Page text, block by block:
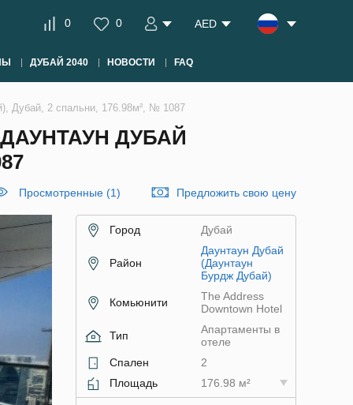
0 0 AED
ДУБАЙ 2040 НОВОСТИ FAQ
Дубай, 2 спальни, 176.98м², № 1087
ДАУНТАУН ДУБАЙ
Просмотренные (1) Предложить свою цену
Город Дубай
Район
Даунтаун Дубай
(Даунтаун
Бурдж Дубай)
Комьюнити
The Address
Downtown Hotel
Тип
Апартаменты в
отеле
Спален
2
Площадь
176.98 м²